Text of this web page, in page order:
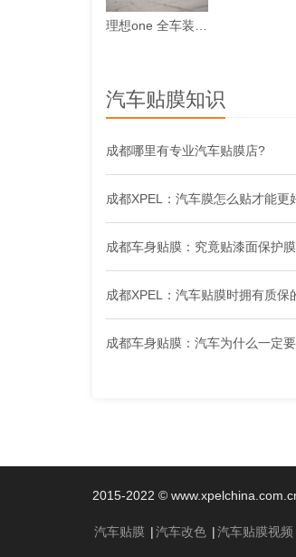
汽车贴膜知识
成都哪里有专业汽车贴膜店?
2015-2022 ©
汽车贴膜 |汽车改色 |汽车贴膜视频